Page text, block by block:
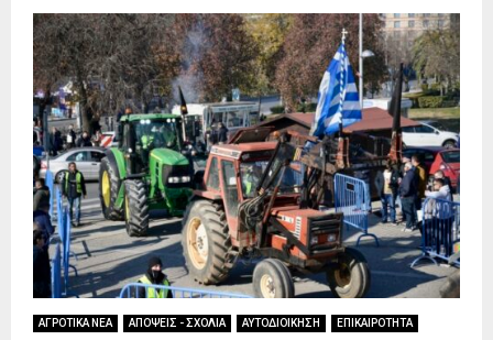
ΑΓΡΟΤΙΚΑ ΝΕΑ ΑΠΟΨΕΙΣ - ΣΧΟΛΙΑ ΑΥΤΟΔΙΟΙΚΗΣΗ ΕΠΙΚΑΙΡΟΤΗΤΑ